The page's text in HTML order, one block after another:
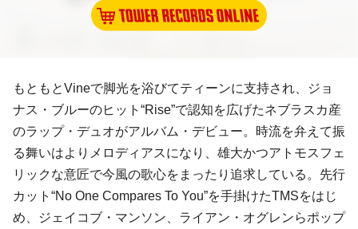
もともとVineで脚光を浴びてティーンに支持され、ジョ
ナス・ブルーのヒット“Rise”で認知を広げたネブラスカ産
のラップ・デュオがアルバム・デビュー。時流を弁えて振
る舞いはよりメロディアスになり、雄大かつアトモスフェ
リックな意匠で今風の歌心をまったり追求している。先行
カット“No One Compares To You”を手掛けたTMSをはじ
め、ジェイコブ・マンソン、ライアン・オグレンらポップ